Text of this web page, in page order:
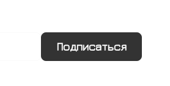
Подписаться